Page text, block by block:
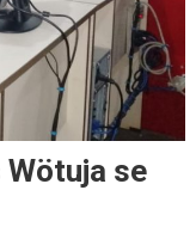
Wötuja se